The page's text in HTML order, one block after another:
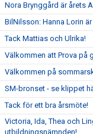
Nora Brynggård är årets
BilNilsson: Hanna Lorin
Tack Mattias och Ulrika!
Välkommen att Prova på
Välkommen på
SM-bronset - se klippet
Tack för ett bra årsmöte!
Victoria, Ida, Thea och
utbildningsnämnden!